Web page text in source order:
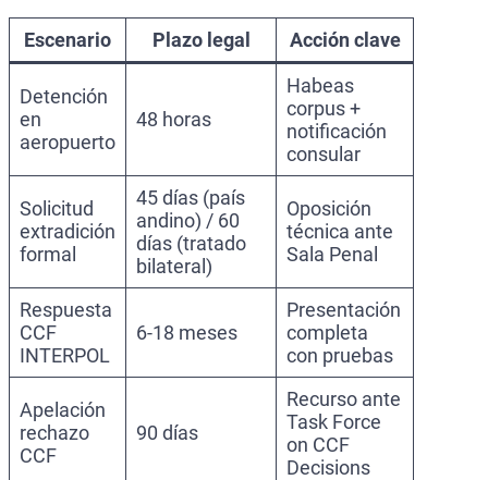
Escenario Plazo legal Acción clave
Detención
en
aeropuerto
48 horas
Habeas
corpus +
notificación
consular
Solicitud
extradición
formal
45 días (país
andino) / 60
días (tratado
bilateral)
Oposición
técnica ante
Sala Penal
Respuesta
CCF
INTERPOL
6-18 meses
Presentación
completa
con pruebas
Apelación
rechazo
CCF
90 días
Recurso ante
Task Force
on CCF
Decisions